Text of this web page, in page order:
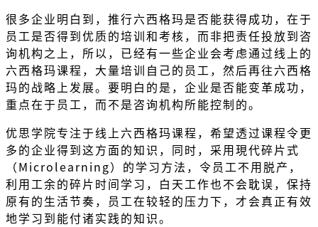
很多企业明白到，推行六西格玛是否能获得成功，在于
员工是否得到优质的培训和考核，而非把责任投放到咨
询机构之上，所以，已经有一些企业会考虑通过线上的
六西格玛课程，大量培训自己的员工，然后再往六西格
玛的战略上发展。要明白的是，企业是否能变革成功，
重点在于员工，而不是咨询机构所能控制的。
优思学院专注于线上六西格玛课程，希望透过课程令更
多的企业得到这方面的知识，同时，采用現代碎片式
（Microlearning）的学习方法，令员工不用脱产，
利用工余的碎片时间学习，白天工作也不会耽误，保持
原有的生活节奏，员工在较轻的压力下，才会真正有效
地学习到能付诸实践的知识。